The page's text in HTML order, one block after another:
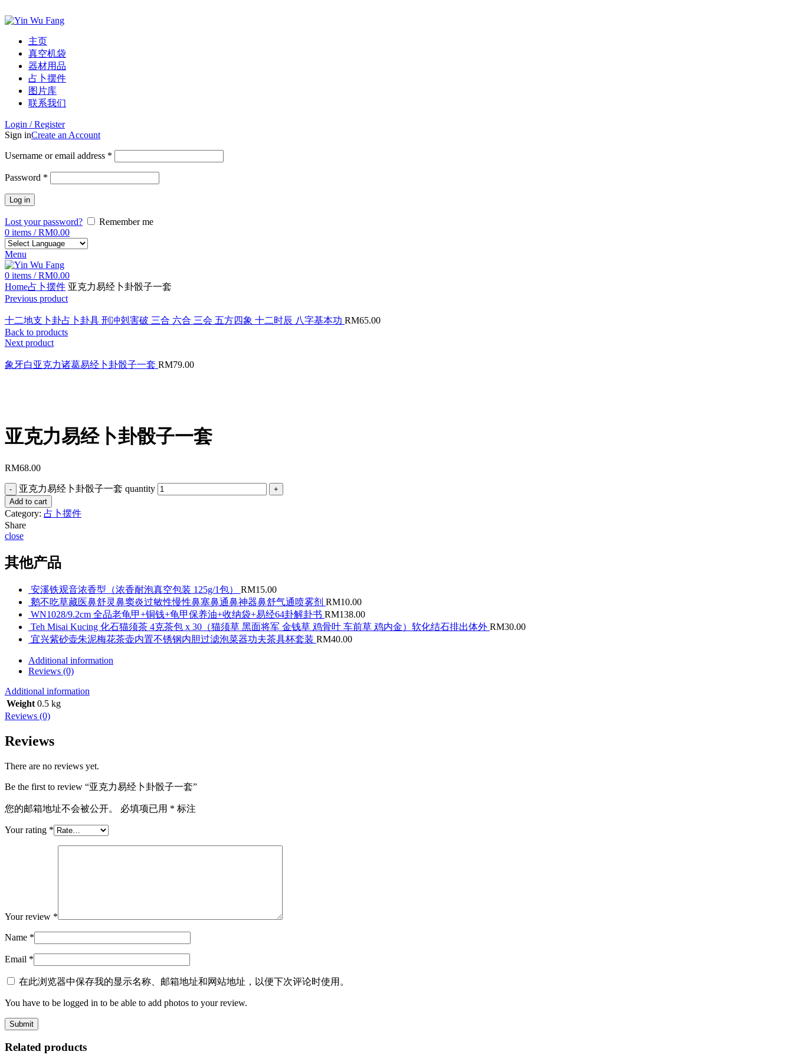
主页
真空机袋
器材用品
占卜摆件
图片库
联系我们
Login / Register
Sign inCreate an Account
Username or email address *
Password *
Log in
Lost your password?
Remember me
0 items / RM0.00
Menu
0 items / RM0.00
Home占卜摆件 亚克力易经卜卦骰子一套
Previous product
十二地支卜卦占卜卦具 刑冲剋害破 三合 六合 三会 五方四象 十二时辰 八字基本功 RM65.00
Back to products
Next product
象牙白亚克力诸葛易经卜卦骰子一套 RM79.00
亚克力易经卜卦骰子一套
RM68.00
亚克力易经卜卦骰子一套 quantity
Add to cart
Category: 占卜摆件
Share
close
其他产品
安溪铁观音浓香型（浓香耐泡真空包装 125g/1包） RM15.00
鹅不吃草藏医鼻舒灵鼻窦炎过敏性慢性鼻塞鼻通鼻神器鼻舒气通喷雾剂 RM10.00
WN1028/9.2cm 全品老龟甲+铜钱+龟甲保养油+收纳袋+易经64卦解卦书 RM138.00
Teh Misai Kucing 化石猫须茶 4克茶包 x 30（猫须草 黑面将军 金钱草 鸡骨叶 车前草 鸡内金）软化结石排出体外 RM30.00
宜兴紫砂壶朱泥梅花茶壶内置不锈钢内胆过滤泡菜器功夫茶具杯套装 RM40.00
Additional information
Reviews (0)
Additional information
Weight 0.5 kg
Reviews (0)
Reviews
There are no reviews yet.
Be the first to review “亚克力易经卜卦骰子一套”
您的邮箱地址不会被公开。 必填项已用 * 标注
Your rating *
Your review *
Name *
Email *
在此浏览器中保存我的显示名称、邮箱地址和网站地址，以便下次评论时使用。
You have to be logged in to be able to add photos to your review.
Related products